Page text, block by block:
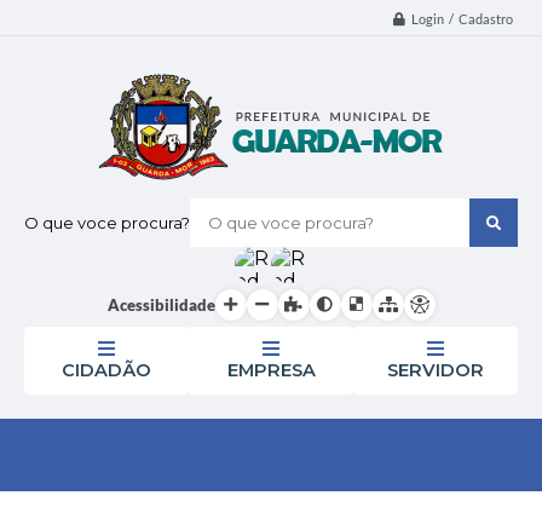
Login / Cadastro
O que voce procura?
Acessibilidade
CIDADÃO EMPRESA SERVIDOR